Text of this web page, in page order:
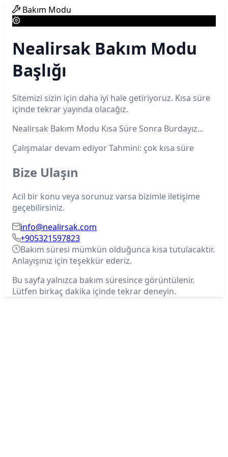
Bakım Modu
Nealirsak Bakım Modu
Başlığı
Sitemizi sizin için daha iyi hale getiriyoruz. Kısa süre
içinde tekrar yayında olacağız.
Nealirsak Bakım Modu Kısa Süre Sonra Burdayız...
Çalışmalar devam ediyorTahmini: çok kısa süre
Bize Ulaşın
Acil bir konu veya sorunuz varsa bizimle iletişime
geçebilirsiniz.
info@nealirsak.com
+905321597823
Bakım süresi mümkün olduğunca kısa tutulacaktır.
Anlayışınız için teşekkür ederiz.
Bu sayfa yalnızca bakım süresince görüntülenir.
Lütfen birkaç dakika içinde tekrar deneyin.